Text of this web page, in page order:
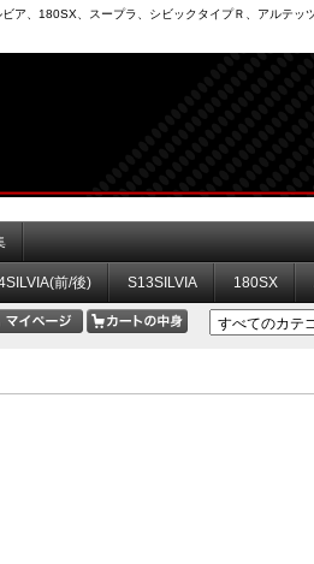
ア、180SX、スープラ、シビックタイプＲ、アルテッ
前/後) S13SILVIA 180SX